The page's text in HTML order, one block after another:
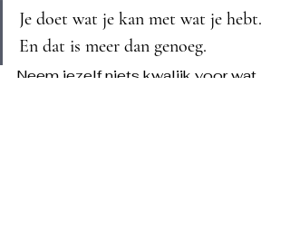
Je doet wat je kan met wat je hebt.
En dat is meer dan genoeg.
Neem jezelf niets kwalijk voor wat